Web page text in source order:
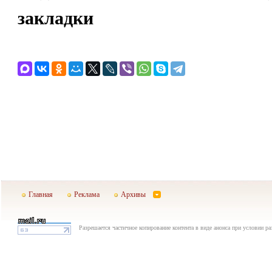
закладки
Главная Реклама Архивы
Разрешается частичное копирование контента в виде анонса при условии